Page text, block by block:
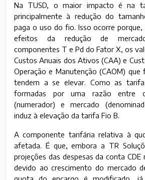
Na TUSD, o maior impacto é na
principalmente à redução do
paga o uso do fio. Isso ocorre porque,
efeitos da redução de
componentes T e Pd do Fator X, os
Custos Anuais dos Ativos (CAA) e
Operação e Manutenção (CAOM) que
tendem a se elevar. Como as
formadas por uma razão entre
(numerador) e mercado
induz à elevação da tarifa Fio B.
A componente tarifária relativa à
afetada. É que, embora a TR
projeções das despesas da conta CDE
devido ao crescimento do mercado